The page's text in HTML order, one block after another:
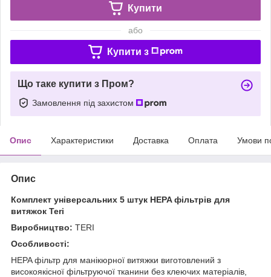
Купити
або
Купити з
Що таке купити з Пром?
Замовлення під захистом
Опис Характеристики Доставка Оплата Умови
Опис
Комплект універсальних 5 штук HEPA фільтрів для
витяжок Teri
Виробництво: TERI
Особливості:
HEPA фільтр для манікюрної витяжки виготовлений з
високоякісної фільтруючої тканини без клеючих матеріалів,